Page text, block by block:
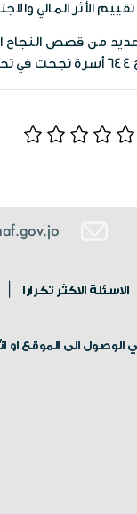
الأثر المالي
من قصص النجاح
الاسئلة الاكثر تكرارا
الى الموقع او